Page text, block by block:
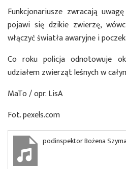
Funkcjonariusze zwracają
pojawi się dzikie zwierzę,
włączyć światła awaryjne i
Co roku policja odnotowuje
udziałem zwierząt leśnych w
MaTo / opr. LisA
Fot. pexels.com
podinspektor Bożena